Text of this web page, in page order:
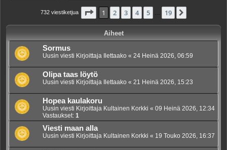
732 viestiketjua Sivu /19
1 2 3 4 5 19
Aiheet
Sormus
Uusin viesti Kirjoittaja Ilettaako « 24 Heinä 2026, 06:59
Olipa taas löytö
Uusin viesti Kirjoittaja Ilettaako « 21 Heinä 2026, 15:23
Hopea kaulakoru
Uusin viesti Kirjoittaja Kultainen Korkki « 09 Heinä 2026, 12:34
Vastaukset: 1
Viesti maan alla
Uusin viesti Kirjoittaja Kultainen Korkki « 19 Touko 2026, 16:37